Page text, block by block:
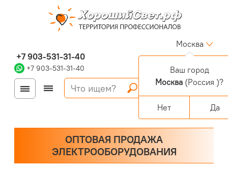
+7 903-531-31-40
+7 903-531-31-40
Москва
Войти
Регистрация
Корзина
0 позиций
Персональный раздел
ОПТОВАЯ ПРОДАЖА
ЭЛЕКТРООБОРУДОВАНИЯ
Ваш город
Москва (Россия )?
Нет Да